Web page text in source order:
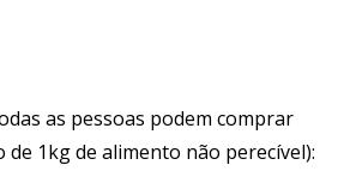
as pessoas podem comprar
de 1kg de alimento não perecível):